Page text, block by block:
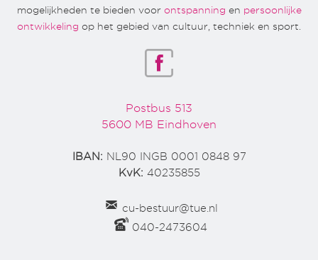
mogelijkheden te bieden voor ontspanning en persoonlijke
ontwikkeling op het gebied van cultuur, techniek en sport.
Postbus 513
5600 MB Eindhoven
IBAN: NL90 INGB 0001 0848 97
KvK: 40235855
cu-bestuur@tue.nl
040-2473604